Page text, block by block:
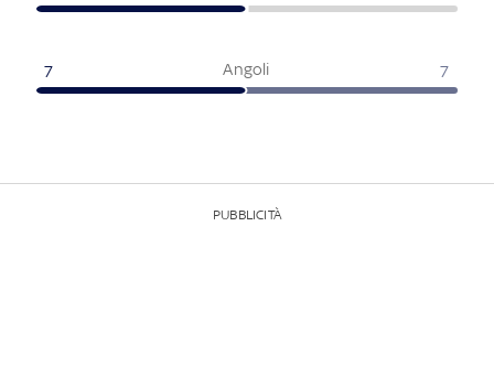
Angoli
7 7
PUBBLICITÀ